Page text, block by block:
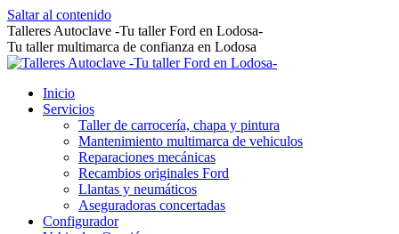
Saltar al contenido
Talleres Autoclave -Tu taller Ford en Lodosa-
Tu taller multimarca de confianza en Lodosa
Inicio
Servicios
Taller de carrocería, chapa y pintura
Mantenimiento multimarca de vehiculos
Reparaciones mecánicas
Recambios originales Ford
Llantas y neumáticos
Aseguradoras concertadas
Configurador